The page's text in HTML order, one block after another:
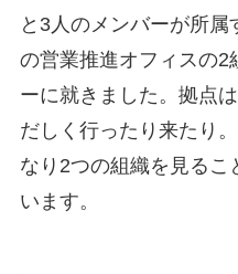
と3人のメンバーが所
の営業推進オフィスの2
ーに就きました。拠点
だしく行ったり来たり
なり2つの組織を見る
います。